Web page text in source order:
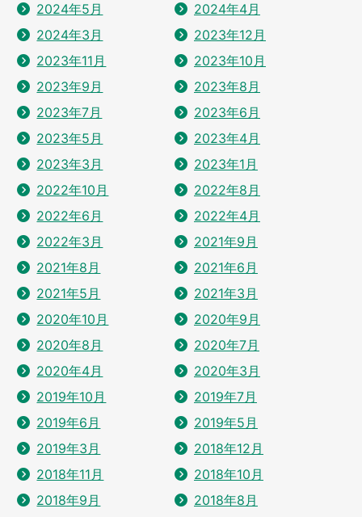
2024年5月
2024年4月
2024年3月
2023年12月
2023年11月
2023年10月
2023年9月
2023年8月
2023年7月
2023年6月
2023年5月
2023年4月
2023年3月
2023年1月
2022年10月
2022年8月
2022年6月
2022年4月
2022年3月
2021年9月
2021年8月
2021年6月
2021年5月
2021年3月
2020年10月
2020年9月
2020年8月
2020年7月
2020年4月
2020年3月
2019年10月
2019年7月
2019年6月
2019年5月
2019年3月
2018年12月
2018年11月
2018年10月
2018年9月
2018年8月